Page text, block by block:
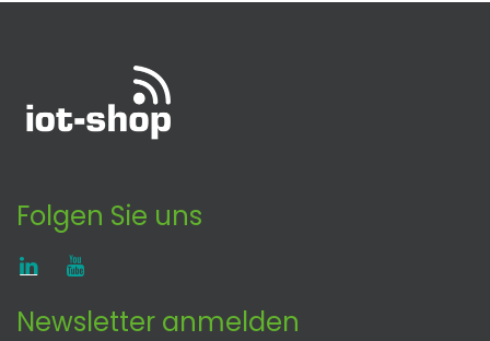
Folgen Sie uns
Newsletter anmelden